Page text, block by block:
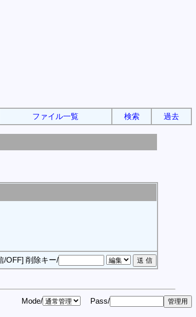
ファイル一覧 検索 過去
/OFF] 削除キー/
Mode/ Pass/